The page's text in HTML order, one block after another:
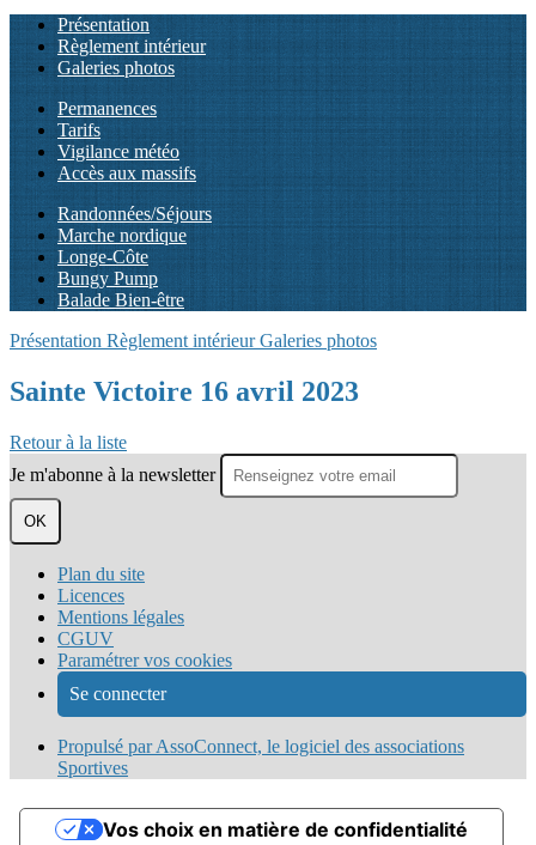
Présentation
Règlement intérieur
Galeries photos
Permanences
Tarifs
Vigilance météo
Accès aux massifs
Randonnées/Séjours
Marche nordique
Longe-Côte
Bungy Pump
Balade Bien-être
Présentation Règlement intérieurGaleries photos
Sainte Victoire 16 avril 2023
Retour à la liste
Je m'abonne à la newsletter
OK
Plan du site
Licences
Mentions légales
CGUV
Paramétrer vos cookies
Se connecter
Propulsé par AssoConnect, le logiciel des associations
Sportives
Vos choix en matière de confidentialité